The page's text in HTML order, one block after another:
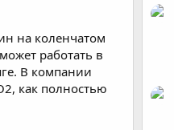
на коленчатом
работать в
В компании
как полностью